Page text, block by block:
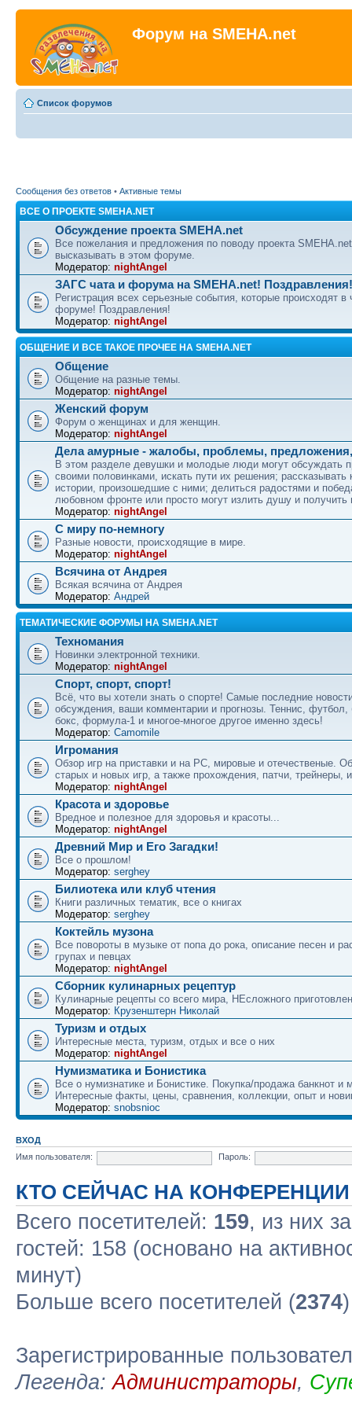
Форум на SMEHA.net
Список форумов
Сообщения без ответов • Активные темы
ВСЕ О ПРОЕКТЕ SMEHA.NET
Обсуждение проекта SMEHA.net
Все пожелания и предложения по поводу проекта
высказывать в этом форуме.
Модератор: nightAngel
ЗАГС чата и форума на SMEHA.net! Поздравления!
Регистрация всех серьезные события, которые происходят в
форуме! Поздравления!
Модератор: nightAngel
ОБЩЕНИЕ И ВСЕ ТАКОЕ ПРОЧЕЕ НА SMEHA.NET
Общение
Общение на разные темы.
Модератор: nightAngel
Женский форум
Форум о женщинах и для женщин.
Модератор: nightAngel
Дела амурные - жалобы, проблемы,
В этом разделе девушки и молодые люди могут обсуждать
своими половинками, искать пути их решения; рассказывать
истории, произошедшие с ними; делиться радостями и
любовном фронте или просто могут излить душу и получить
Модератор: nightAngel
С миру по-немногу
Разные новости, происходящие в мире.
Модератор: nightAngel
Всячина от Андрея
Всякая всячина от Андрея
Модератор: Андрей
ТЕМАТИЧЕСКИЕ ФОРУМЫ НА SMEHA.NET
Техномания
Новинки электронной техники.
Модератор: nightAngel
Спорт, спорт, спорт!
Всё, что вы хотели знать о спорте! Самые последние
обсуждения, ваши комментарии и прогнозы. Теннис, футбол,
бокс, формула-1 и многое-многое другое именно здесь!
Модератор: Camomile
Игромания
Обзор игр на приставки и на PC, мировые и отечественые.
старых и новых игр, а также прохождения, патчи, трейнеры,
Модератор: nightAngel
Красота и здоровье
Вредное и полезное для здоровья и красоты...
Модератор: nightAngel
Древний Мир и Его Загадки!
Все о прошлом!
Модератор: serghey
Билиотека или клуб чтения
Книги различных тематик, все о книгах
Модератор: serghey
Коктейль музона
Все повороты в музыке от попа до рока, описание песен и
групах и певцах
Модератор: nightAngel
Сборник кулинарных рецептур
Кулинарные рецепты со всего мира, НЕсложного
Модератор: Крузенштерн Николай
Туризм и отдых
Интересные места, туризм, отдых и все о них
Модератор: nightAngel
Нумизматика и Бонистика
Все о нумизнатике и Бонистике. Покупка/продажа банкнот и
Интересные факты, цены, сравнения, коллекции, опыт и
Модератор: snobsnioc
ВХОД
Имя пользователя:
Пароль:
КТО СЕЙЧАС НА КОНФЕРЕНЦИИ
Всего посетителей: 159, из них
гостей: 158 (основано на
минут)
Больше всего посетителей (2374
Зарегистрированные
Легенда:Администраторы,